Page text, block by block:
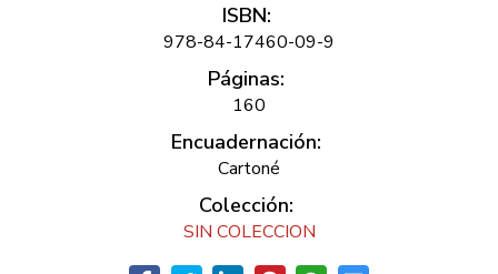
ISBN:
978-84-17460-09-9
Páginas:
160
Encuadernación:
Cartoné
Colección:
SIN COLECCION